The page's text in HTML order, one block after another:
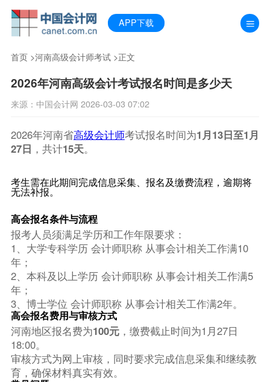
APP下载
首页>河南高级会计师考试>正文
2026年河南高级会计考试报名时间是多少天
来源：中国会计网 2026-03-03 07:02
2026年河南省高级会计师考试报名时间为1月13日至1月
27日 ，共计15天。
考生需在此期间完成信息采集、报名及缴费流程，逾期将
无法补报。
高会报名条件与流程
报考人员须满足学历和工作年限要求：
1、大学专科学历 会计师职称 从事会计相关工作满10
年；
2、本科及以上学历 会计师职称 从事会计相关工作满5
年；
3、博士学位 会计师职称 从事会计相关工作满2年。
高会报名费用与审核方式
河南地区报名费为100元，缴费截止时间为1月27日
18:00。
审核方式为网上审核，同时要求完成信息采集和继续教
育，确保材料真实有效。